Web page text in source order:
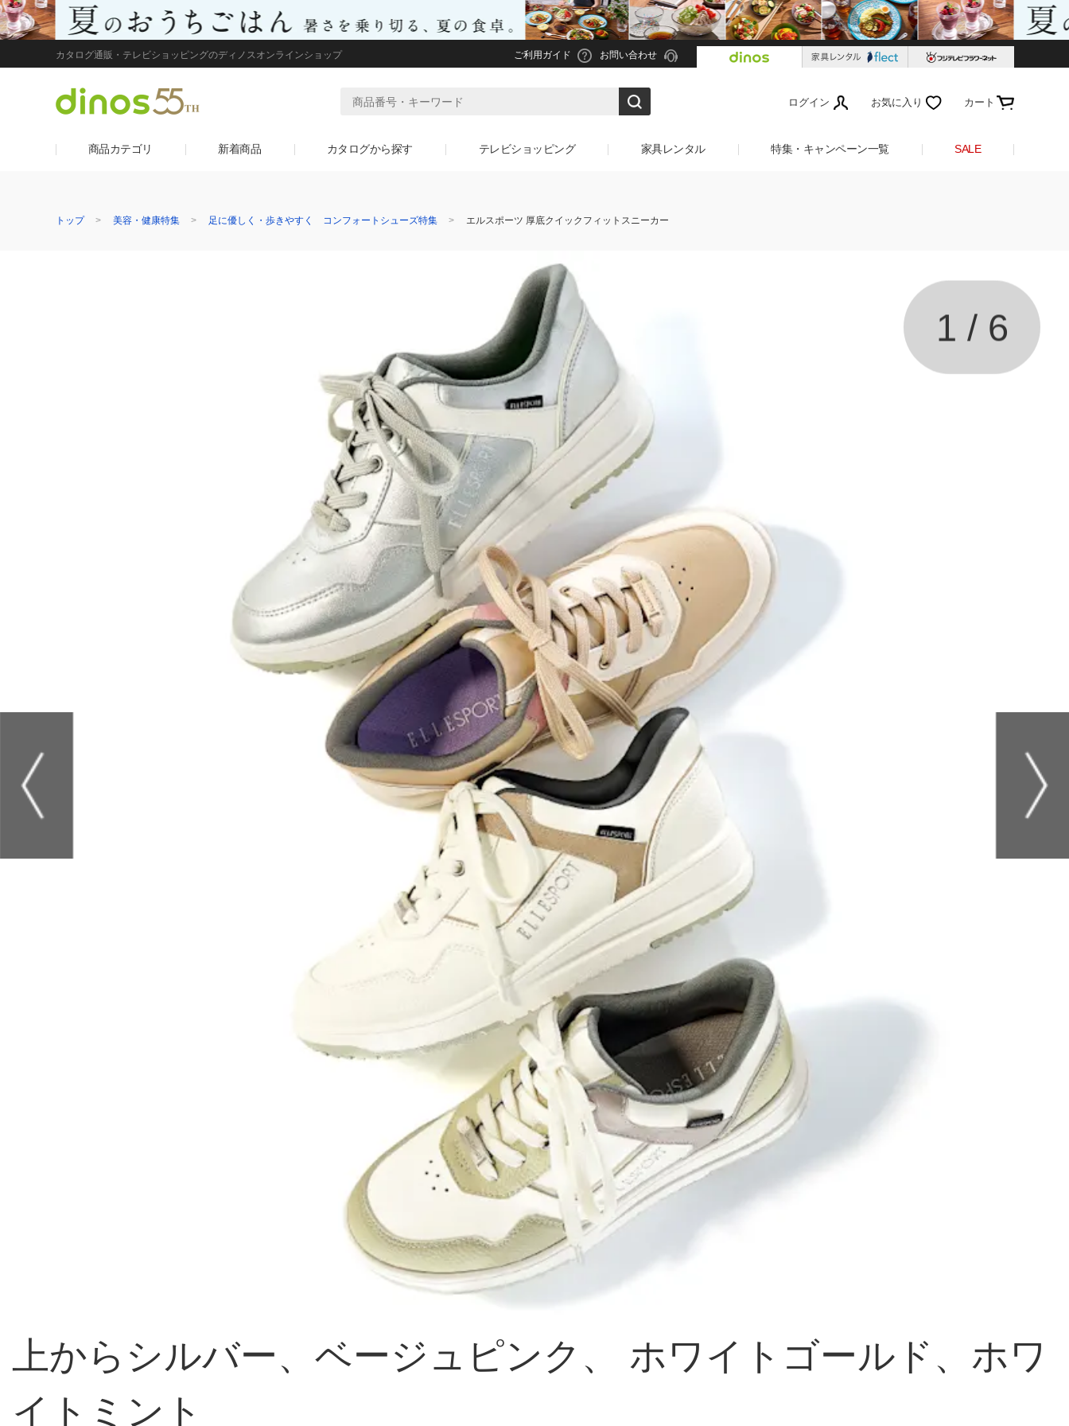
カタログ通販・テレビショッピングのディノスオンラインショップ ご利用ガイド お問い合わせ
ログイン お気に入り カート
商品カテゴリ 新着商品 カタログから探す テレビショッピング 家具レンタル 特集・キャンペーン一覧 SALE
トップ 美容・健康特集 足に優しく・歩きやすく コンフォートシューズ特集 エルスポーツ 厚底クイックフィットスニーカー
上からシルバー、ベージュピンク、 ホワイトゴールド、ホワ
イトミント
1 / 6